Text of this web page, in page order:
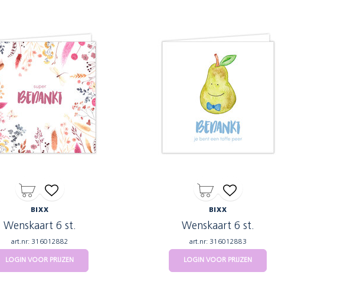
BIXX
Wenskaart 6 st.
art.nr: 316012882
LOGIN VOOR PRIJZEN
BIXX
Wenskaart 6 st.
art.nr: 316012883
LOGIN VOOR PRIJZEN